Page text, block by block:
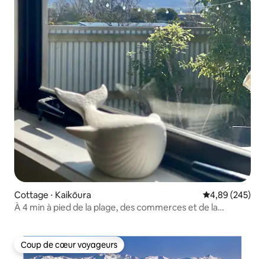
Cottage ⋅ Kaikōura Évaluation
4,89 (245)
À 4 min à pied de la plage, des commerces et de la
Coup de cœur voyageurs
Coup de cœur voyageurs